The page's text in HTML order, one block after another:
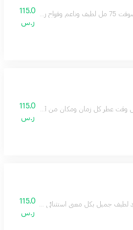
منعش ويصنع يومك بجماله مناسب للجنسين
115.0
ر.س
وقت عطر كل زمان ومكان من أجمل العطور
115.0
ر.س
لطيف جميل بكل معنى استثنائي للغاية
115.0
ر.س